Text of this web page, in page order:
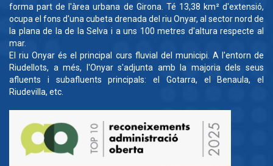
forma part de l'àrea urbana de Girona. Té 13,38 km² d'extensió,
ocupa el fons d'una cubeta drenada del riu Onyar, al sector nord de
la plana de la de la Selva i a uns 100 metres d'altura respecte al
mar.
El riu Onyar és el principal curs fluvial del municipi. A l'entorn de
Riudellots, a més, l'Onyar s'adjunta amb la majoria dels seus
afluents i subafluents principals: el Gotarra, el Benaula, el
Riudevilla, etc.